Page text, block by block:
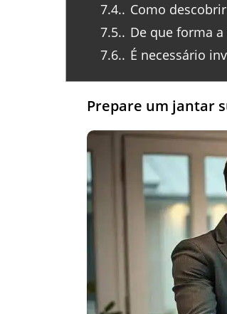
7.4. Como
7.5. De que forma
7.6. É necessário
Prepare um jantar